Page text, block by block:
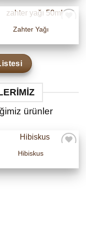
STOKTA YOK
Zahter Yağı
ürünler
Hibiskus